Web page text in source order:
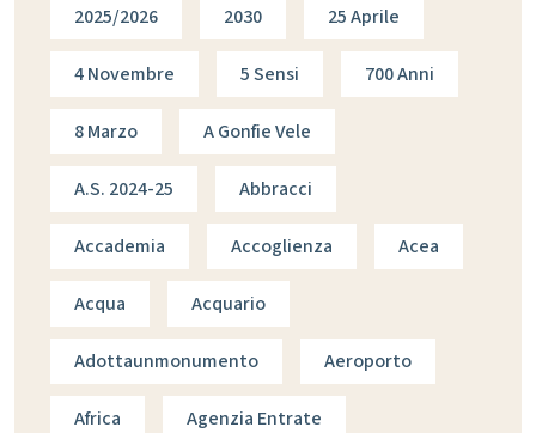
2025/2026 2030 25 Aprile
4 Novembre 5 Sensi 700 Anni
8 Marzo A Gonfie Vele
A.s. 2024-25 Abbracci
Accademia Accoglienza Acea
Acqua Acquario
Adottaunmonumento Aeroporto
Africa Agenzia Entrate